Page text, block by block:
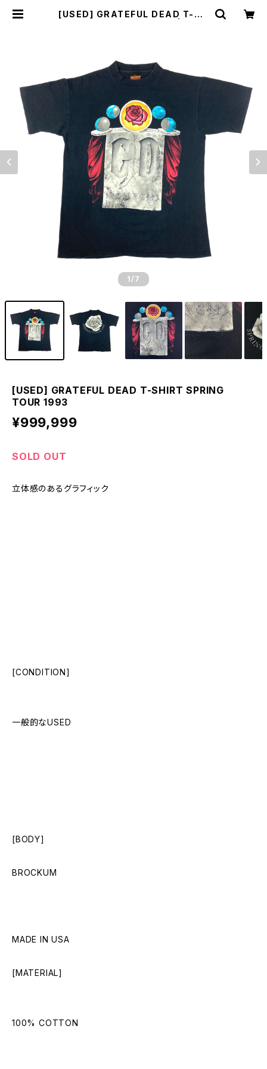
[USED] GRATEFUL DEAD T-SH
1 /7
[USED] GRATEFUL DEAD T-SHIRT SPRING
TOUR 1993
¥999,999
SOLD OUT
立体感のあるグラフィック
[CONDITION]
一般的なUSED
[BODY]
BROCKUM
MADE IN USA
[MATERIAL]
100% COTTON